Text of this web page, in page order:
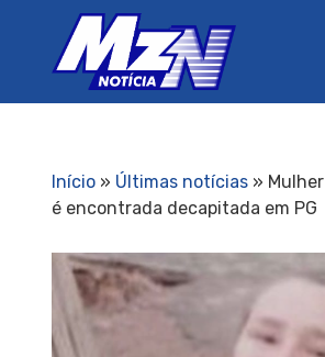
Início» Últimas notícias»
é encontrada decapitada em PG